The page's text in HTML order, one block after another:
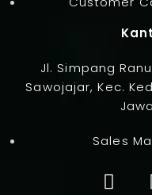
Jl. Simpang
Sawojajar, Kec.
Sales